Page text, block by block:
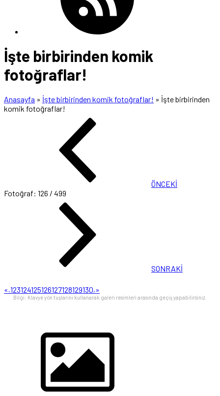
İşte birbirinden komik
fotoğraflar!
Anasayfa » İşte birbirinden komik fotoğraflar! » İşte birbirinden
komik fotoğraflar!
ÖNCEKİ
Fotoğraf: 126 / 499
SONRAKİ
« <123124125126127128129130>»
Bilgi: Klavye yön tuşlarını kullanarak galeri resimleri arasında geçiş yapabilirsiniz.